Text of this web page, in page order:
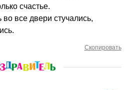
счастье.
все двери стучались,
Скопировать